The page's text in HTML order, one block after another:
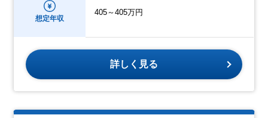
想定年収
405～405万円
詳しく見る